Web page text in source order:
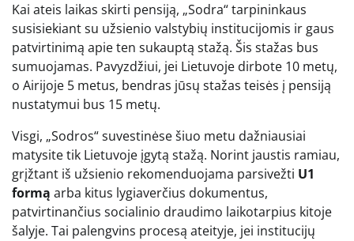
Kai ateis laikas skirti pensiją, „Sodra“ tarpininkaus
susisiekiant su užsienio valstybių institucijomis ir gaus
patvirtinimą apie ten sukauptą stažą. Šis stažas bus
sumuojamas. Pavyzdžiui, jei Lietuvoje dirbote 10 metų,
o Airijoje 5 metus, bendras jūsų stažas teisės į pensiją
nustatymui bus 15 metų.
Visgi, „Sodros“ suvestinėse šiuo metu dažniausiai
matysite tik Lietuvoje įgytą stažą. Norint jaustis ramiau,
grįžtant iš užsienio rekomenduojama parsivežti U1
formą arba kitus lygiaverčius dokumentus,
patvirtinančius socialinio draudimo laikotarpius kitoje
šalyje. Tai palengvins procesą ateityje, jei institucijų